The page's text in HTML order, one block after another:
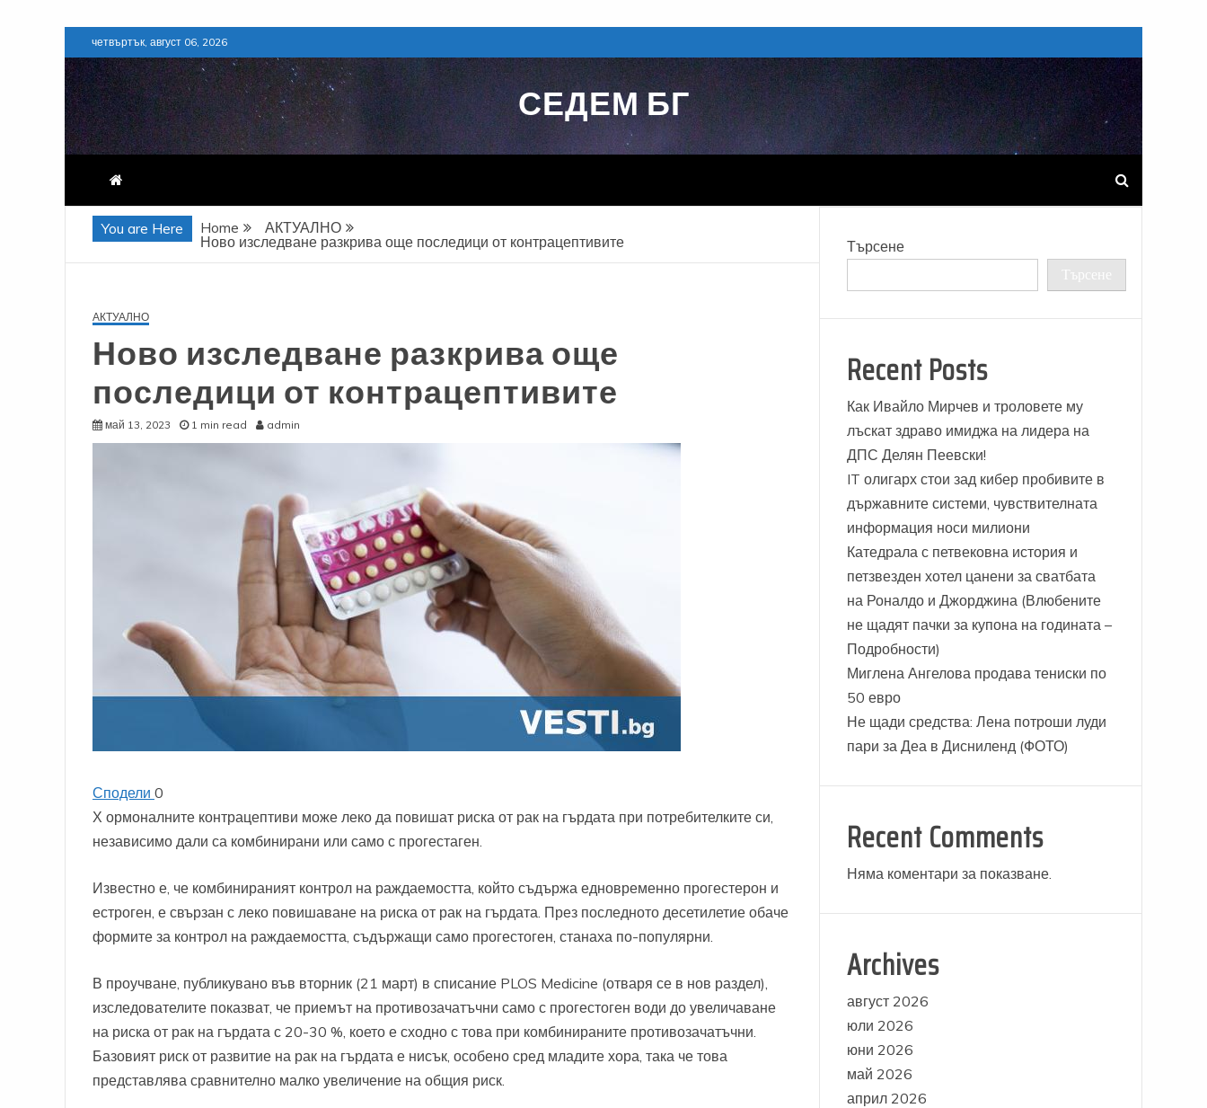
to
content
четвъртък, август 06, 2026
СЕДЕМ БГ
You are Here Home
АКТУАЛНО
Ново изследване разкрива още последици от контрацептивите
АКТУАЛНО
Ново изследване разкрива още
последици от контрацептивите
май 13, 2023 1 min read admin
Сподели 0
Х ормоналните контрацептиви може леко да повишат риска от рак на гърдата при потребителките си,
независимо дали са комбинирани или само с прогестаген.
Известно е, че комбинираният контрол на раждаемостта, който съдържа едновременно прогестерон и
естроген, е свързан с леко повишаване на риска от рак на гърдата. През последното десетилетие обаче
формите за контрол на раждаемостта, съдържащи само прогестоген, станаха по-популярни.
В проучване, публикувано във вторник (21 март) в списание PLOS Medicine (отваря се в нов раздел),
изследователите показват, че приемът на противозачатъчни само с прогестоген води до увеличаване
на риска от рак на гърдата с 20-30 %, което е сходно с това при комбинираните противозачатъчни.
Базовият риск от развитие на рак на гърдата е нисък, особено сред младите хора, така че това
представлява сравнително малко увеличение на общия риск.
Търсене
Търсене
Recent Posts
Как Ивайло Мирчев и троловете му
лъскат здраво имиджа на лидера на
ДПС Делян Пеевски!
IT олигарх стои зад кибер пробивите в
държавните системи, чувствителната
информация носи милиони
Катедрала с петвековна история и
петзвезден хотел цанени за сватбата
на Роналдо и Джорджина (Влюбените
не щадят пачки за купона на годината –
Подробности)
Миглена Ангелова продава тениски по
50 евро
Не щади средства: Лена потроши луди
пари за Деа в Дисниленд (ФОТО)
Recent Comments
Няма коментари за показване.
Archives
август 2026
юли 2026
юни 2026
май 2026
април 2026